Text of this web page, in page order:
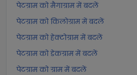
पेटग्राम को मैगाग्राम में बदलें
पेटग्राम को किलोग्राम में बदलें
पेटग्राम को हेक्टोग्राम में बदलें
पेटग्राम को डेकग्राम में बदलें
पेटग्राम को ग्राम में बदलें